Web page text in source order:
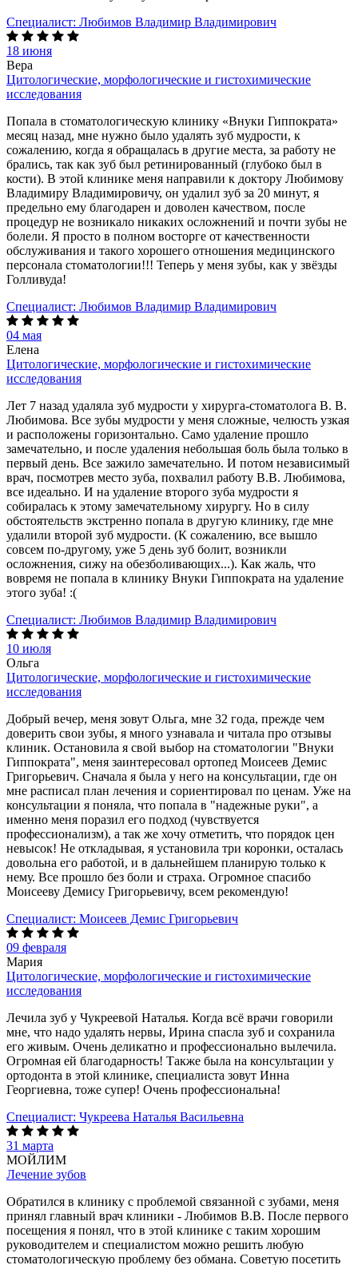
Специалист: Любимов Владимир Владимирович
18 июня
Вера
Цитологические, морфологические и гистохимические
исследования
Попала в стоматологическую клинику «Внуки Гиппократа»
месяц назад, мне нужно было удалять зуб мудрости, к
сожалению, когда я обращалась в другие места, за работу не
брались, так как зуб был ретинированный (глубоко был в
кости). В этой клинике меня направили к доктору Любимову
Владимиру Владимировичу, он удалил зуб за 20 минут, я
предельно ему благодарен и доволен качеством, после
процедур не возникало никаких осложнений и почти зубы не
болели. Я просто в полном восторге от качественности
обслуживания и такого хорошего отношения медицинского
персонала стоматологии!!! Теперь у меня зубы, как у звёзды
Голливуда!
Специалист: Любимов Владимир Владимирович
04 мая
Елена
Цитологические, морфологические и гистохимические
исследования
Лет 7 назад удаляла зуб мудрости у хирурга-стоматолога В. В.
Любимова. Все зубы мудрости у меня сложные, челюсть узкая
и расположены горизонтально. Само удаление прошло
замечательно, и после удаления небольшая боль была только в
первый день. Все зажило замечательно. И потом независимый
врач, посмотрев место зуба, похвалил работу В.В. Любимова,
все идеально. И на удаление второго зуба мудрости я
собиралась к этому замечательному хирургу. Но в силу
обстоятельств экстренно попала в другую клинику, где мне
удалили второй зуб мудрости. (К сожалению, все вышло
совсем по-другому, уже 5 день зуб болит, возникли
осложнения, сижу на обезболивающих...). Как жаль, что
вовремя не попала в клинику Внуки Гиппократа на удаление
этого зуба! :(
Специалист: Любимов Владимир Владимирович
10 июля
Ольга
Цитологические, морфологические и гистохимические
исследования
Добрый вечер, меня зовут Ольга, мне 32 года, прежде чем
доверить свои зубы, я много узнавала и читала про отзывы
клиник. Остановила я свой выбор на стоматологии "Внуки
Гиппократа", меня заинтересовал ортопед Моисеев Демис
Григорьевич. Сначала я была у него на консультации, где он
мне расписал план лечения и сориентировал по ценам. Уже на
консультации я поняла, что попала в "надежные руки", а
именно меня поразил его подход (чувствуется
профессионализм), а так же хочу отметить, что порядок цен
невысок! Не откладывая, я установила три коронки, осталась
довольна его работой, и в дальнейшем планирую только к
нему. Все прошло без боли и страха. Огромное спасибо
Моисееву Демису Григорьевичу, всем рекомендую!
Специалист: Моисеев Демис Григорьевич
09 февраля
Мария
Цитологические, морфологические и гистохимические
исследования
Лечила зуб у Чукреевой Наталья. Когда всё врачи говорили
мне, что надо удалять нервы, Ирина спасла зуб и сохранила
его живым. Очень деликатно и профессионально вылечила.
Огромная ей благодарность! Также была на консультации у
ортодонта в этой клинике, специалиста зовут Инна
Георгиевна, тоже супер! Очень профессиональна!
Специалист: Чукреева Наталья Васильевна
31 марта
МОЙЛИМ
Лечение зубов
Обратился в клинику с проблемой связанной с зубами, меня
принял главный врач клиники - Любимов В.В. После первого
посещения я понял, что в этой клинике с таким хорошим
руководителем и специалистом можно решить любую
стоматологическую проблему без обмана. Советую посетить